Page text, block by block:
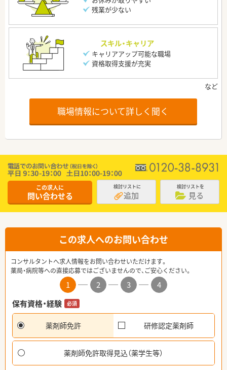
残業が少ない
スキル・キャリア
キャリアアップ可能な職場
資格取得支援が充実
職場情報について詳しく聞く
この求人に
問い合わせる
検討リストに
追加
検討リストを
見る
この求人へのお問い合わせ
コンサルタントへ求人情報をお問い合わせいただけます。
薬局・病院等への直接応募ではございませんので、ご安心ください。
1 2 3
4
保有資格・経験
必須
薬剤師免許 研修認定薬剤師
薬剤師免許取得見込（薬学生等）